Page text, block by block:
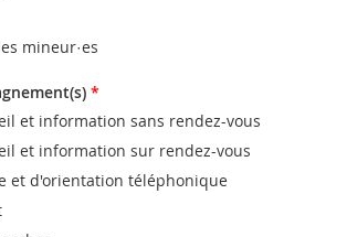
mineur·es
*
et information sans rendez-vous
et information sur rendez-vous
et d'orientation téléphonique